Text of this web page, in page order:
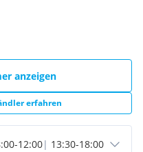
anzeigen
erfahren
-12:00| 13:30-18:00